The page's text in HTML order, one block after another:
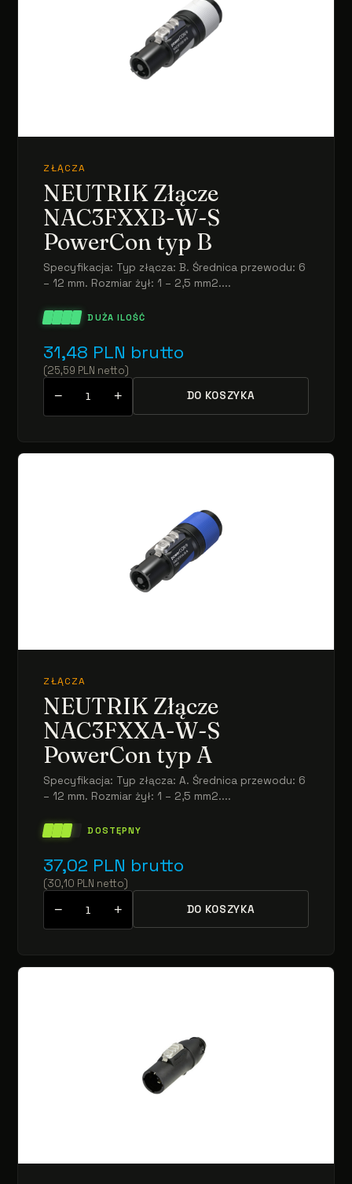
ZŁĄCZA
NEUTRIK Złącze
NAC3FXXB-W-S
PowerCon typ B
Specyfikacja: Typ złącza: B. Średnica przewodu: 6
– 12 mm. Rozmiar żył: 1 – 2,5 mm2....
DUŻA ILOŚĆ
31,48 PLN brutto
(25,59 PLN netto)
− + DO KOSZYKA
ZŁĄCZA
NEUTRIK Złącze
NAC3FXXA-W-S
PowerCon typ A
Specyfikacja: Typ złącza: A. Średnica przewodu: 6
– 12 mm. Rozmiar żył: 1 – 2,5 mm2....
DOSTĘPNY
37,02 PLN brutto
(30,10 PLN netto)
− + DO KOSZYKA